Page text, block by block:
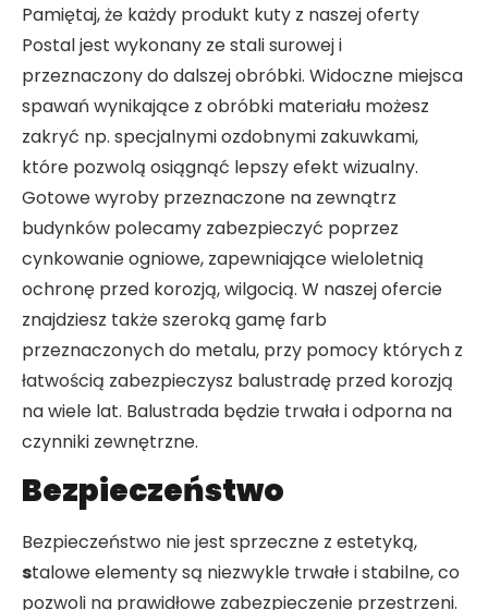
Pamiętaj, że każdy produkt kuty z naszej oferty
Postal jest wykonany ze stali surowej i
przeznaczony do dalszej obróbki. Widoczne miejsca
spawań wynikające z obróbki materiału możesz
zakryć np. specjalnymi ozdobnymi zakuwkami,
które pozwolą osiągnąć lepszy efekt wizualny.
Gotowe wyroby przeznaczone na zewnątrz
budynków polecamy zabezpieczyć poprzez
cynkowanie ogniowe, zapewniające wieloletnią
ochronę przed korozją, wilgocią. W naszej ofercie
znajdziesz także szeroką gamę farb
przeznaczonych do metalu, przy pomocy których z
łatwością zabezpieczysz balustradę przed korozją
na wiele lat. Balustrada będzie trwała i odporna na
czynniki zewnętrzne.
Bezpieczeństwo
Bezpieczeństwo nie jest sprzeczne z estetyką,
stalowe elementy są niezwykle trwałe i stabilne, co
pozwoli na prawidłowe zabezpieczenie przestrzeni.